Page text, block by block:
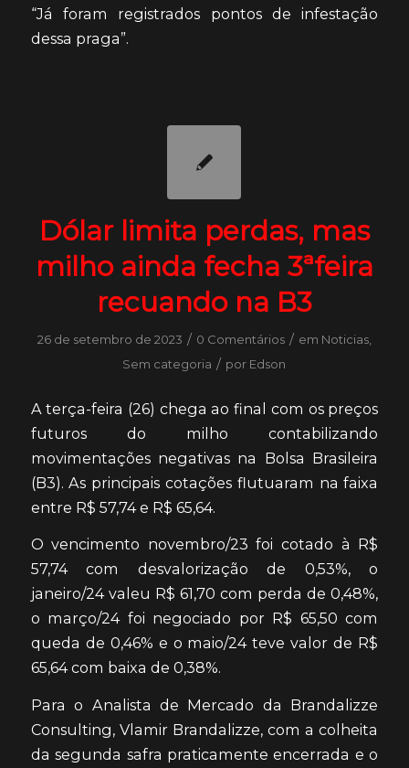
“Já foram registrados pontos de infestação
dessa praga”.
Dólar limita perdas, mas
milho ainda fecha 3ªfeira
recuando na B3
26 de setembro de 2023 / 0 Comentários / em Noticias,
Sem categoria / por Edson
A terça-feira (26) chega ao final com os preços
futuros do milho contabilizando
movimentações negativas na Bolsa Brasileira
(B3). As principais cotações flutuaram na faixa
entre R$ 57,74 e R$ 65,64.
O vencimento novembro/23 foi cotado à R$
57,74 com desvalorização de 0,53%, o
janeiro/24 valeu R$ 61,70 com perda de 0,48%,
o março/24 foi negociado por R$ 65,50 com
queda de 0,46% e o maio/24 teve valor de R$
65,64 com baixa de 0,38%.
Para o Analista de Mercado da Brandalizze
Consulting, Vlamir Brandalizze, com a colheita
da segunda safra praticamente encerrada e o